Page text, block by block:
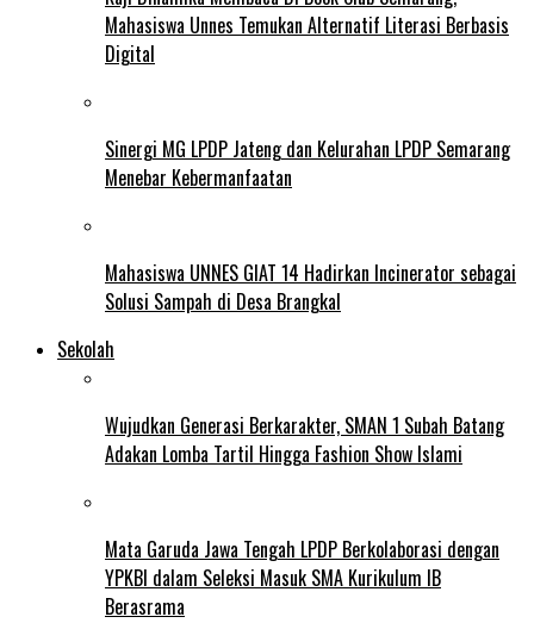
Mahasiswa Unnes Temukan Alternatif Literasi Berbasis
Digital
Sinergi MG LPDP Jateng dan Kelurahan LPDP Semarang
Menebar Kebermanfaatan
Mahasiswa UNNES GIAT 14 Hadirkan Incinerator sebagai
Solusi Sampah di Desa Brangkal
Sekolah
Wujudkan Generasi Berkarakter, SMAN 1 Subah Batang
Adakan Lomba Tartil Hingga Fashion Show Islami
Mata Garuda Jawa Tengah LPDP Berkolaborasi dengan
YPKBI dalam Seleksi Masuk SMA Kurikulum IB
Berasrama